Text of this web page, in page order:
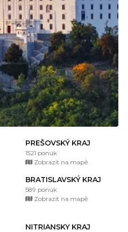
PREŠOVSKÝ KRAJ
1521 ponúk
Zobrazit na mapě
BRATISLAVSKÝ KRAJ
589 ponúk
Zobrazit na mapě
NITRIANSKY KRAJ